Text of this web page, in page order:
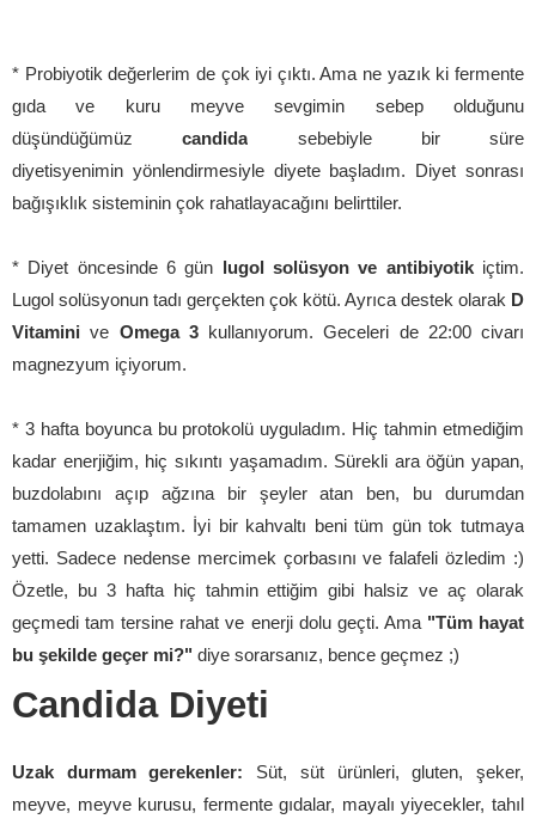
* Probiyotik değerlerim de çok iyi çıktı. Ama ne yazık ki fermente
gıda ve kuru meyve sevgimin sebep olduğunu
düşündüğümüz
candida sebebiyle bir süre
diyetisyenimin yönlendirmesiyle diyete başladım. Diyet sonrası
bağışıklık sisteminin çok rahatlayacağını belirttiler.
* Diyet öncesinde 6 gün lugol solüsyon ve antibiyotikiçtim.
Lugol solüsyonun tadı gerçekten çok kötü. Ayrıca destek olarak D
Vitamini ve Omega 3kullanıyorum. Geceleri de 22:00 civarı
magnezyum içiyorum.
* 3 hafta boyunca bu protokolü uyguladım. Hiç tahmin etmediğim
kadar enerjiğim, hiç sıkıntı yaşamadım. Sürekli ara öğün yapan,
buzdolabını açıp ağzına bir şeyler atan ben, bu durumdan
tamamen uzaklaştım. İyi bir kahvaltı beni tüm gün tok tutmaya
yetti. Sadece nedense mercimek çorbasını ve falafeli özledim :)
Özetle, bu 3 hafta hiç tahmin ettiğim gibi halsiz ve aç olarak
geçmedi tam tersine rahat ve enerji dolu geçti. Ama "Tüm hayat
bu şekilde geçer mi?" diye sorarsanız, bence geçmez ;)
Candida Diyeti
Uzak durmam gerekenler: Süt, süt ürünleri, gluten, şeker,
meyve, meyve kurusu, fermente gıdalar, mayalı yiyecekler, tahıl